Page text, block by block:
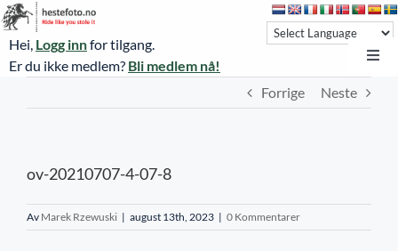
Skip
to
content
Hei, Logg innfor tilgang.
Er du ikke medlem? Bli medlem nå!
Øvrevoll treningsdager
NoARK
Forrige Neste
ov-20210707-4-07-8
Av Marek Rzewuski | august 13th, 2023 | 0 Kommentarer